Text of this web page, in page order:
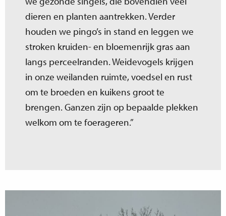
dieren en planten aantrekken. Verder
houden we pingo’s in stand en leggen we
stroken kruiden- en bloemenrijk gras aan
langs perceelranden. Weidevogels krijgen
in onze weilanden ruimte, voedsel en rust
om te broeden en kuikens groot te
brengen. Ganzen zijn op bepaalde plekken
welkom om te foerageren.”